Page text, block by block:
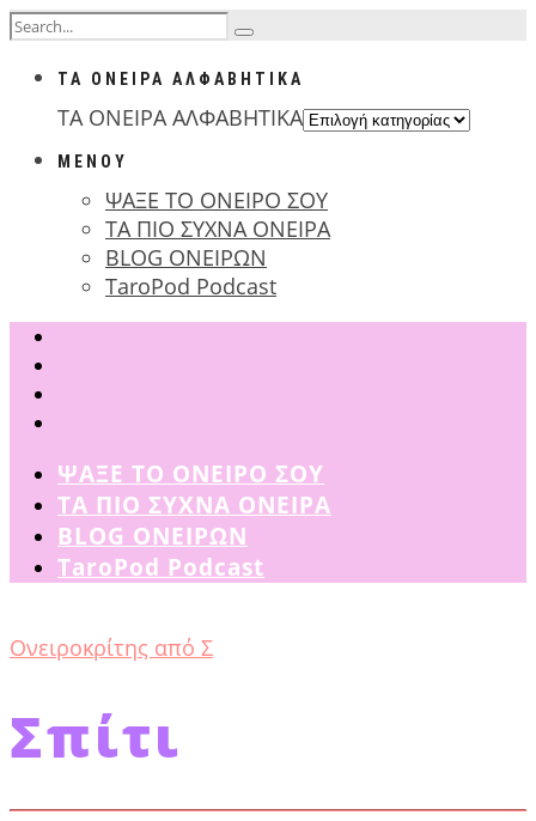
ΤΑ ΟΝΕΙΡΑ ΑΛΦΑΒΗΤΙΚΑ
ΤΑ ΟΝΕΙΡΑ ΑΛΦΑΒΗΤΙΚΑ
ΜΕΝΟΥ
ΨΑΞΕ ΤΟ ΟΝΕΙΡΟ ΣΟΥ
ΤΑ ΠΙΟ ΣΥΧΝΑ ΟΝΕΙΡΑ
BLOG ΟΝΕΙΡΩΝ
TaroPod Podcast
ΨΑΞΕ ΤΟ ΟΝΕΙΡΟ ΣΟΥ
ΤΑ ΠΙΟ ΣΥΧΝΑ ΟΝΕΙΡΑ
BLOG ΟΝΕΙΡΩΝ
TaroPod Podcast
Ονειροκρίτης από Σ
Σπίτι